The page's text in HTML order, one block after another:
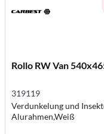
Rollo RW Van
319119
Verdunkelung und
Alurahmen,Weiß